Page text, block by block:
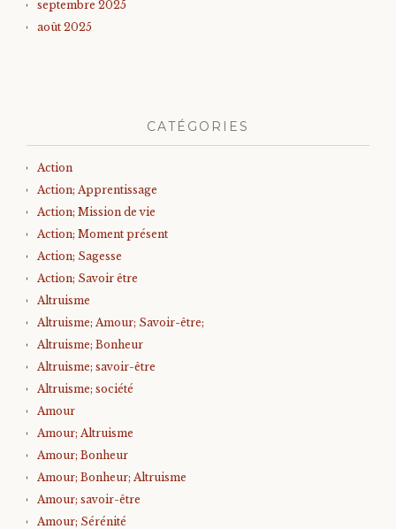
septembre 2025
août 2025
CATÉGORIES
Action
Action; Apprentissage
Action; Mission de vie
Action; Moment présent
Action; Sagesse
Action; Savoir être
Altruisme
Altruisme; Amour; Savoir-être;
Altruisme; Bonheur
Altruisme; savoir-être
Altruisme; société
Amour
Amour; Altruisme
Amour; Bonheur
Amour; Bonheur; Altruisme
Amour; savoir-être
Amour; Sérénité